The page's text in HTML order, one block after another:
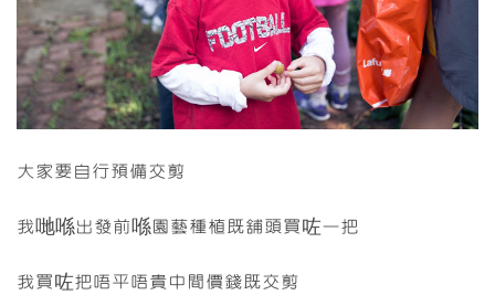
大家要自行預備交剪
我哋喺出發前喺園藝種植既舖頭買咗一把
我買咗把唔平唔貴中間價錢既交剪